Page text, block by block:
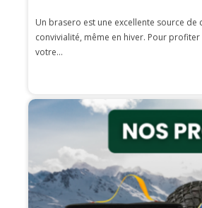
Un brasero est une excellente source de
convivialité, même en hiver. Pour
votre...